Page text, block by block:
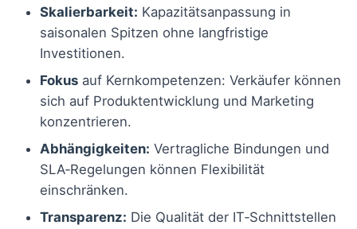
Skalierbarkeit: Kapazitätsanpassung in
saisonalen Spitzen ohne langfristige
Investitionen.
Fokus auf Kernkompetenzen: Verkäufer können
sich auf Produktentwicklung und Marketing
konzentrieren.
Abhängigkeiten: Vertragliche Bindungen und
SLA‑Regelungen können Flexibilität
einschränken.
Transparenz: Die Qualität der IT‑Schnittstellen